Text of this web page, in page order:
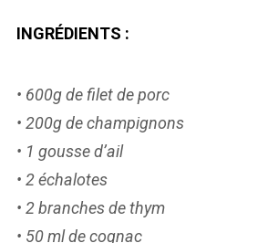
INGRÉDIENTS :
• 600g de filet de porc
• 200g de champignons
• 1 gousse d’ail
• 2 échalotes
• 2 branches de thym
• 50 ml de cognac